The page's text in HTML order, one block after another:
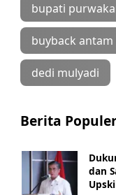
bupati
buyback
dedi mulyadi
Berita
dan